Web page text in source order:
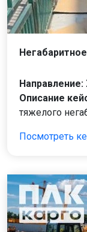
Направление:
Описание
тяжелого
Посмотреть